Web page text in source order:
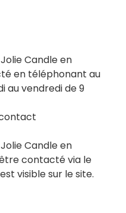
Candle en
en téléphonant au
au vendredi de 9
Candle en
contacté via le
visible sur le site.